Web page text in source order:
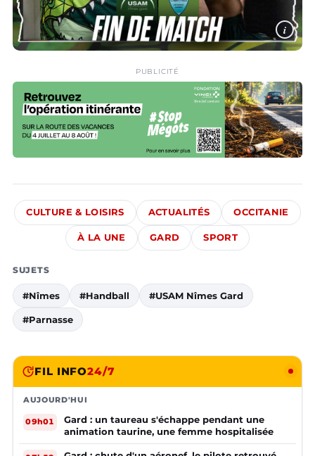
i
PUBLICITÉ
CULTURE & LOISIRS ACTUALITÉS OCCITANIE
À LA UNE GARD SPORT
SUJETS
#Nîmes #Handball #USAM Nîmes Gard
#Parnasse
FIL INFO24/7
AUJOURD'HUI
09h01
Gard : un taureau s'échappe pendant une
animation taurine, une femme hospitalisée